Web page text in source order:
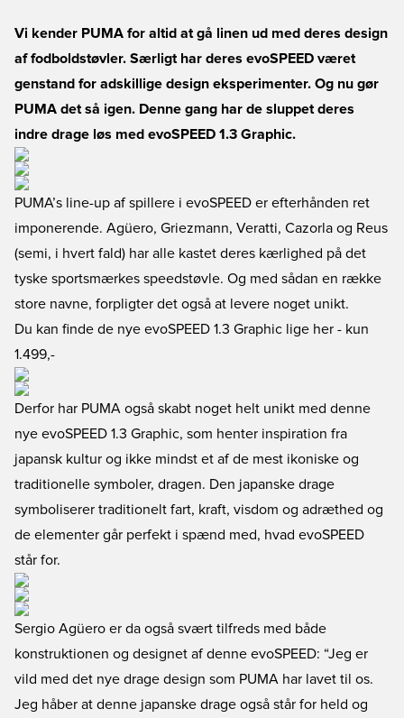
Vi kender PUMA for altid at gå linen ud med deres design
af fodboldstøvler. Særligt har deres evoSPEED været
genstand for adskillige design eksperimenter. Og nu gør
PUMA det så igen. Denne gang har de sluppet deres
indre drage løs med evoSPEED 1.3 Graphic.
PUMA’s line-up af spillere i evoSPEED er efterhånden ret
imponerende. Agüero, Griezmann, Veratti, Cazorla og Reus
(semi, i hvert fald) har alle kastet deres kærlighed på det
tyske sportsmærkes speedstøvle. Og med sådan en række
store navne, forpligter det også at levere noget unikt.
Du kan finde de nye evoSPEED 1.3 Graphic lige her - kun
1.499,-
Derfor har PUMA også skabt noget helt unikt med denne
nye evoSPEED 1.3 Graphic, som henter inspiration fra
japansk kultur og ikke mindst et af de mest ikoniske og
traditionelle symboler, dragen. Den japanske drage
symboliserer traditionelt fart, kraft, visdom og adræthed og
de elementer går perfekt i spænd med, hvad evoSPEED
står for.
Sergio Agüero er da også svært tilfreds med både
konstruktionen og designet af denne evoSPEED: “Jeg er
vild med det nye drage design som PUMA har lavet til os.
Jeg håber at denne japanske drage også står for held og